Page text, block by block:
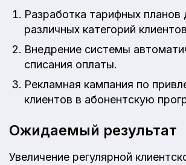
Разработка тарифных планов
различных категорий
Внедрение системы
списания оплаты.
Рекламная кампания по
клиентов в абонентскую
Ожидаемый результат
Увеличение регулярной